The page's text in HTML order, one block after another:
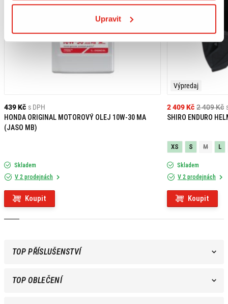
Upravit
439 Kč s DPH
HONDA ORIGINAL MOTOROVÝ OLEJ 10W-30 MA
(JASO MB)
Skladem
V 2 prodejnách
Koupit
Výpredaj
2 409 Kč
2 409 Kč
SHIRO ENDURO
XS S M L
Skladem
V 2 prodejnách
Koupit
TOP PŘÍSLUŠENSTVÍ
TOP OBLEČENÍ